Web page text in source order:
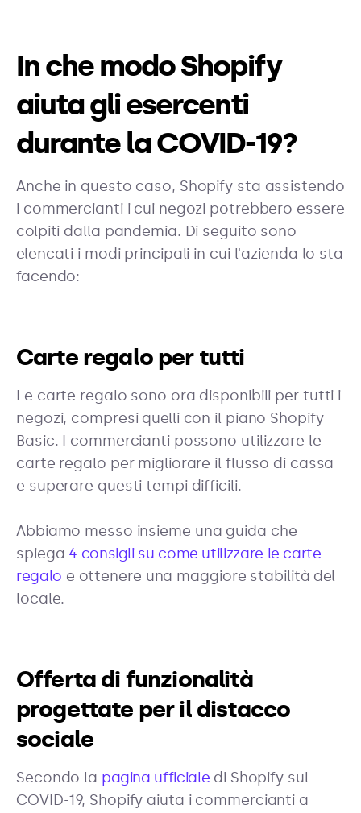
In che modo Shopify
aiuta gli esercenti
durante la COVID-19?
Anche in questo caso, Shopify sta assistendo
i commercianti i cui negozi potrebbero essere
colpiti dalla pandemia. Di seguito sono
elencati i modi principali in cui l'azienda lo sta
facendo:
Carte regalo per tutti
Le carte regalo sono ora disponibili per tutti i
negozi, compresi quelli con il piano Shopify
Basic. I commercianti possono utilizzare le
carte regalo per migliorare il flusso di cassa
e superare questi tempi difficili.
Abbiamo messo insieme una guida che
spiega 4 consigli su come utilizzare le carte
regalo e ottenere una maggiore stabilità del
locale.
Offerta di funzionalità
progettate per il distacco
sociale
Secondo la pagina ufficiale di Shopify sul
COVID-19, Shopify aiuta i commercianti a